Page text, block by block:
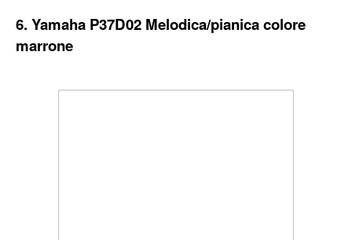
6. Yamaha P37D02 Melodica/pianica colore
marrone